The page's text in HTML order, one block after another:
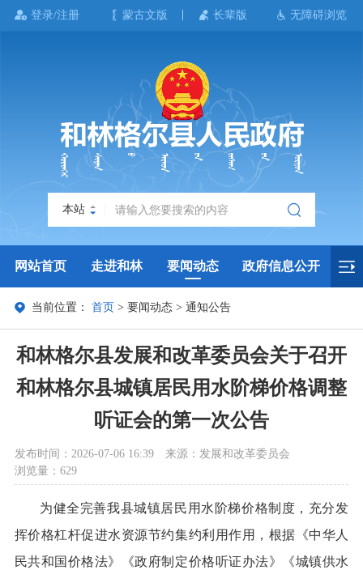
登录/注册 蒙古文版 长辈版 无障碍浏览
本站
网站首页 走进和林 要闻动态 政府信息公开
政务服务 政民互动 政府数据
当前位置：首页 >要闻动态 >通知公告
和林格尔县发展和改革委员会关于召开
和林格尔县城镇居民用水阶梯价格调整
听证会的第一次公告
发布时间：2026-07-06 16:39
来源：发展和改革委员会
浏览量：629
为健全完善我县城镇居民用水阶梯价格制度，充分发
挥价格杠杆促进水资源节约集约利用作用，根据《中华人
民共和国价格法》《政府制定价格听证办法》《城镇供水